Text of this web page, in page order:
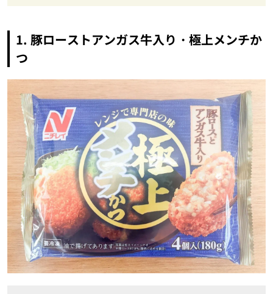
1. 豚ローストアンガス牛入り・極上メンチか
つ